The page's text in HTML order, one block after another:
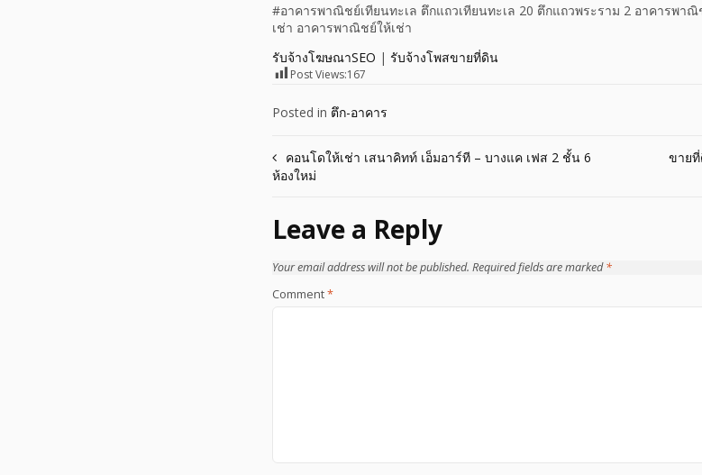
#อาคารพาณิชย์เทียนทะเล ตึกแถวเทียนทะเล 20 ตึกแถวพระราม 2 อาคารพา
เช่า อาคารพาณิชย์ให้เช่า
รับจ้างโฆษณาSEO | รับจ้างโพสขายที่ดิน
Post Views:167
Posted in ตึก-อาคาร
Post
คอนโดให้เช่า เสนาคิทท์ เอ็มอาร์ที – บางแค เฟส 2 ชั้น 6
ห้องใหม่
ขายที่
Leave a Reply
Your email address will not be published. Required fields are marked*
Comment*